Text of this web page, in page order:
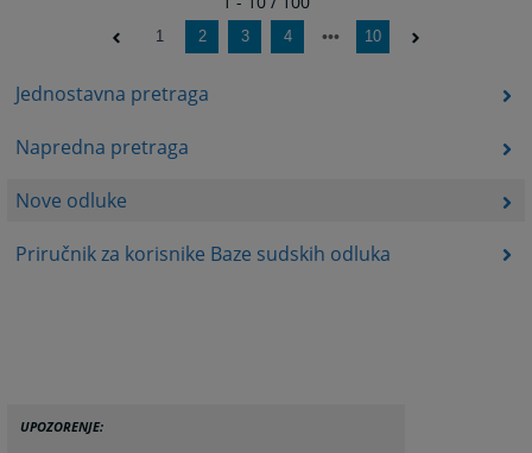
Jednostavna pretraga
Napredna pretraga
Nove odluke
Priručnik za korisnike Baze sudskih odluka
UPOZORENJE:
1 2 3 4 10